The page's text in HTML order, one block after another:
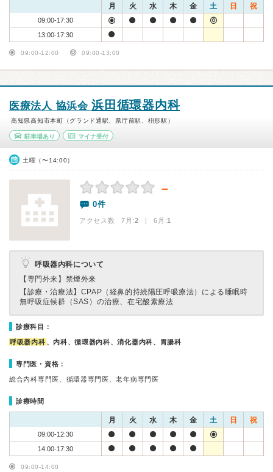
月 火 水 木 金 土 日 祝
09:00-17:30
13:00-17:30
09:00-12:00 09:00-13:00
医療法人 協浜会浜田循環器内科
高知県高知市本町（グランド通駅、県庁前駅、枡形駅）
駐車場あり マイナ受付
土曜（〜14:00）
－
0件
アクセス数 7月:2 | 6月:1
呼吸器内科について
【専門外来】 禁煙外来
【診療・治療法】 CPAP（経鼻的持続陽圧呼吸療法）による睡眠時
無呼吸症候群（SAS）の治療、在宅酸素療法
診療科目：
呼吸器内科 、内科、循環器内科、消化器内科、胃腸科
専門医・資格：
総合内科専門医、循環器専門医、老年病専門医
診療時間
月 火 水 木 金 土 日 祝
09:00-12:30
14:00-17:30
09:00-14:00